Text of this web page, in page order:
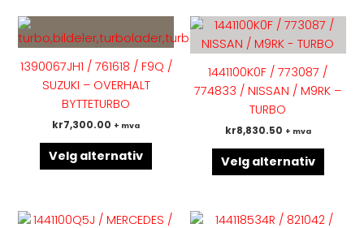
1390067JH1 / 761618 / F9Q /
SUZUKI – OVERHALT
BYTTETURBO
kr7,300.00 + mva
Velg alternativ
produktet
har
varianter.
på
1441100K0F / 773087 /
774833 / NISSAN / M9RK –
TURBO
kr8,830.50 + mva
Velg alternativ
Dette
har
flere
på
Dette
Dette